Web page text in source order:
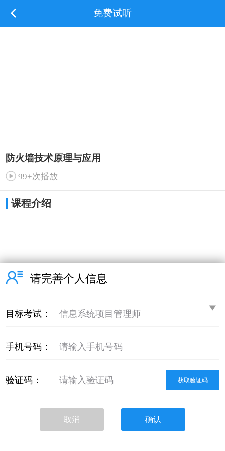
免费试听
防火墙技术原理与应用
99+次播放
课程介绍
在线咨询 购买完整课程